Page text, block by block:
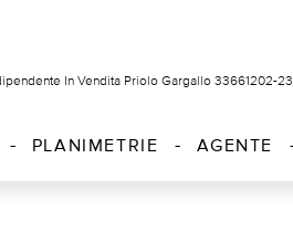
In Vendita Priolo Gargallo 33661202-23
PLANIMETRIE AGENTE